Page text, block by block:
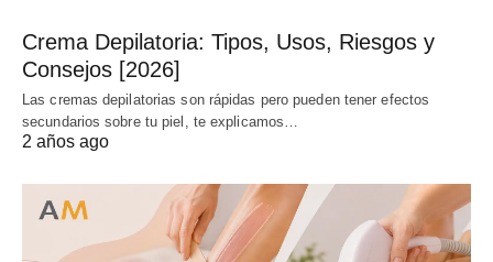
Crema Depilatoria: Tipos, Usos, Riesgos y
Consejos [2026]
Las cremas depilatorias son rápidas pero pueden tener efectos
secundarios sobre tu piel, te explicamos…
2 años ago